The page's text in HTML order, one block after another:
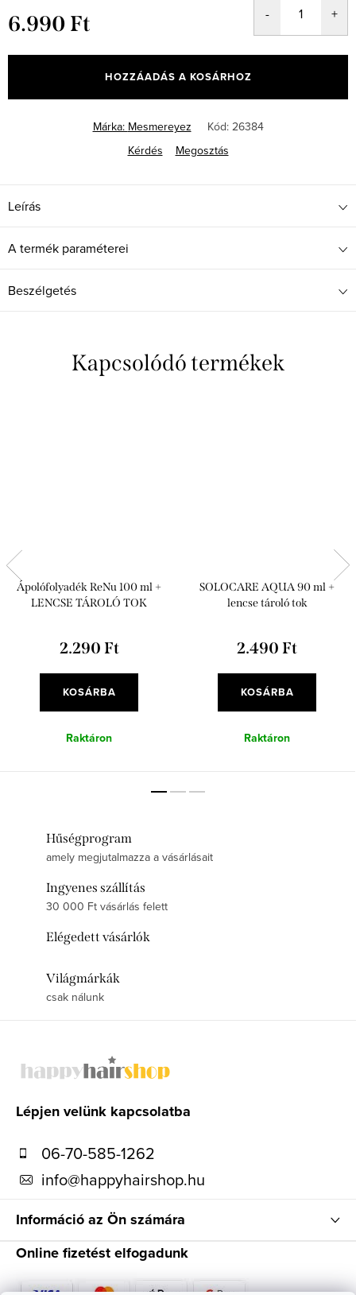
6.990 Ft
HOZZÁADÁS A KOSÁRHOZ
Márka: Mesmereyez Kód: 26384
Kérdés
Megosztás
Leírás
A termék paraméterei
Beszélgetés
Kapcsolódó termékek
Ápolófolyadék ReNu 100 ml +
LENCSE TÁROLÓ TOK
2.290 Ft
KOSÁRBA
Raktáron
SOLOCARE AQUA 90 ml +
lencse tároló tok
2.490 Ft
KOSÁRBA
Raktáron
Hűségprogram
amely megjutalmazza a vásárlásait
Ingyenes szállítás
30 000 Ft vásárlás felett
Elégedett vásárlók
Világmárkák
csak nálunk
Lépjen velünk kapcsolatba
06-70-585-1262
info@happyhairshop.hu
Információ az Ön számára
Online fizetést elfogadunk